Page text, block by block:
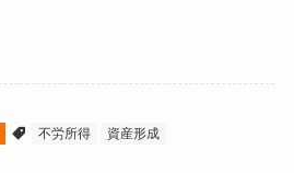
不労所得 資産形成